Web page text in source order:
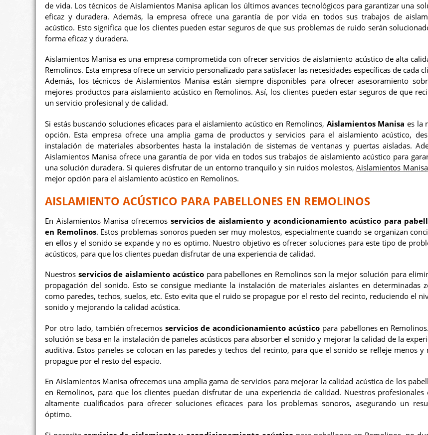
de vida. Los técnicos de Aislamientos Manisa aplican los últimos avances tecnológicos para garantizar una
eficaz y duradera. Además, la empresa ofrece una garantía de por vida en todos sus trabajos de
acústico. Esto significa que los clientes pueden estar seguros de que sus problemas de ruido serán
forma eficaz y duradera.
Aislamientos Manisa es una empresa comprometida con ofrecer servicios de aislamiento acústico de alta
Remolinos. Esta empresa ofrece un servicio personalizado para satisfacer las necesidades específicas de cada
Además, los técnicos de Aislamientos Manisa están siempre disponibles para ofrecer asesoramiento
mejores productos para aislamiento acústico en Remolinos. Así, los clientes pueden estar seguros de que
un servicio profesional y de calidad.
Si estás buscando soluciones eficaces para el aislamiento acústico en Remolinos, Aislamientos Manisa es la
opción. Esta empresa ofrece una amplia gama de productos y servicios para el aislamiento acústico,
instalación de materiales absorbentes hasta la instalación de sistemas de ventanas y puertas aisladas.
Aislamientos Manisa ofrece una garantía de por vida en todos sus trabajos de aislamiento acústico para
una solución duradera. Si quieres disfrutar de un entorno tranquilo y sin ruidos molestos,Aislamientos Manisa
mejor opción para el aislamiento acústico en Remolinos.
AISLAMIENTO ACÚSTICO PARA PABELLONES EN REMOLINOS
En Aislamientos Manisa ofrecemos servicios de aislamiento y acondicionamiento acústico para
en Remolinos. Estos problemas sonoros pueden ser muy molestos, especialmente cuando se organizan
en ellos y el sonido se expande y no es optimo. Nuestro objetivo es ofrecer soluciones para este tipo de
acústicos, para que los clientes puedan disfrutar de una experiencia de calidad.
Nuestros servicios de aislamiento acústicopara pabellones en Remolinos son la mejor solución para
propagación del sonido. Esto se consigue mediante la instalación de materiales aislantes en determinadas
como paredes, techos, suelos, etc. Esto evita que el ruido se propague por el resto del recinto, reduciendo el
sonido y mejorando la calidad acústica.
Por otro lado, también ofrecemosservicios de acondicionamiento acústicopara pabellones en
solución se basa en la instalación de paneles acústicos para absorber el sonido y mejorar la calidad de la
auditiva. Estos paneles se colocan en las paredes y techos del recinto, para que el sonido se refleje menos y
propague por el resto del espacio.
En Aislamientos Manisa ofrecemos una amplia gama de servicios para mejorar la calidad acústica de los
en Remolinos, para que los clientes puedan disfrutar de una experiencia de calidad. Nuestros profesionales
altamente cualificados para ofrecer soluciones eficaces para los problemas sonoros, asegurando un
óptimo.